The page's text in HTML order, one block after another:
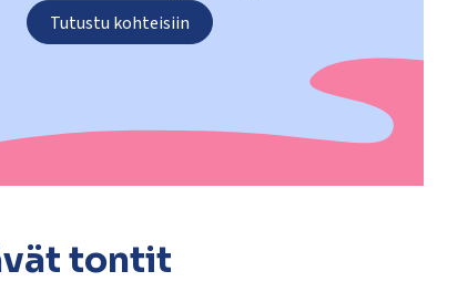
Tutustu kohteisiin
tontit